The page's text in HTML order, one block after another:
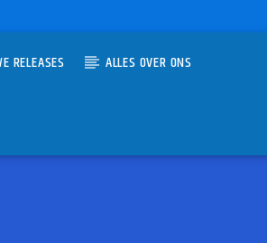
RELEASES ALLES OVER ONS